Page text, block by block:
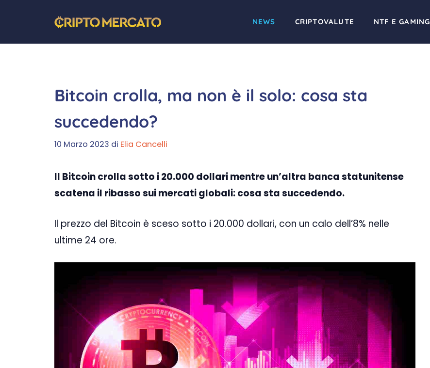
contenuto
NEWS CRIPTOVALUTE NTF E GAMING
Bitcoin crolla, ma non è il solo: cosa sta
succedendo?
10 Marzo 2023 di Elia Cancelli
Il Bitcoin crolla sotto i 20.000 dollari mentre un’altra banca statunitense
scatena il ribasso sui mercati globali: cosa sta succedendo.
Il prezzo del Bitcoin è sceso sotto i 20.000 dollari, con un calo dell’8% nelle
ultime 24 ore.